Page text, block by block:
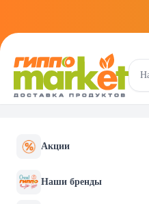
Акции
Наши бренды